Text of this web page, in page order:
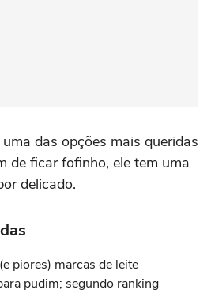
das opções mais queridas
de ficar fofinho, ele tem uma
delicado.
piores) marcas de leite
pudim; segundo ranking